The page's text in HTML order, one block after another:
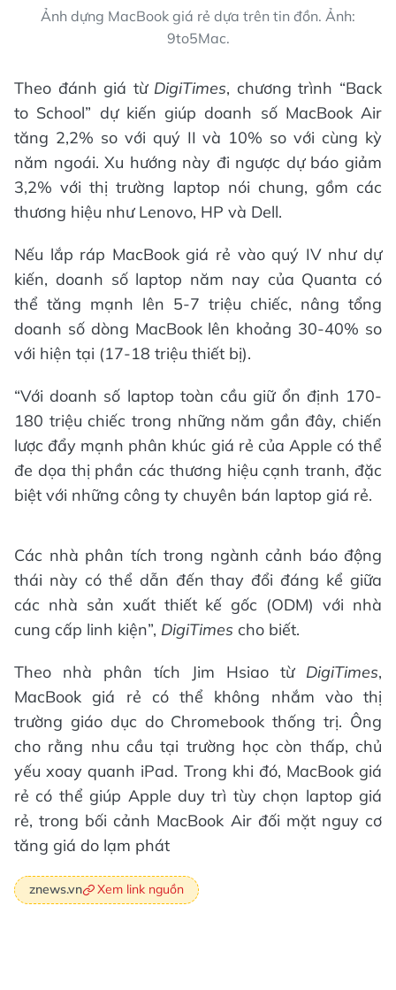
Ảnh dựng MacBook giá rẻ dựa trên tin đồn. Ảnh:
9to5Mac.
Theo đánh giá từ DigiTimes, chương trình “Back
to School” dự kiến giúp doanh số MacBook Air
tăng 2,2% so với quý II và 10% so với cùng kỳ
năm ngoái. Xu hướng này đi ngược dự báo giảm
3,2% với thị trường laptop nói chung, gồm các
thương hiệu như Lenovo, HP và Dell.
Nếu lắp ráp MacBook giá rẻ vào quý IV như dự
kiến, doanh số laptop năm nay của Quanta có
thể tăng mạnh lên 5-7 triệu chiếc, nâng tổng
doanh số dòng MacBook lên khoảng 30-40% so
với hiện tại (17-18 triệu thiết bị).
“Với doanh số laptop toàn cầu giữ ổn định 170-
180 triệu chiếc trong những năm gần đây, chiến
lược đẩy mạnh phân khúc giá rẻ của Apple có thể
đe dọa thị phần các thương hiệu cạnh tranh, đặc
biệt với những công ty chuyên bán laptop giá rẻ.
Các nhà phân tích trong ngành cảnh báo động
thái này có thể dẫn đến thay đổi đáng kể giữa
các nhà sản xuất thiết kế gốc (ODM) với nhà
cung cấp linh kiện”, DigiTimes cho biết.
Theo nhà phân tích Jim Hsiao từ DigiTimes,
MacBook giá rẻ có thể không nhắm vào thị
trường giáo dục do Chromebook thống trị. Ông
cho rằng nhu cầu tại trường học còn thấp, chủ
yếu xoay quanh iPad. Trong khi đó, MacBook giá
rẻ có thể giúp Apple duy trì tùy chọn laptop giá
rẻ, trong bối cảnh MacBook Air đối mặt nguy cơ
tăng giá do lạm phát
znews.vn Xem link nguồn